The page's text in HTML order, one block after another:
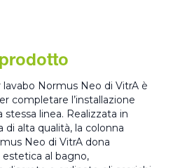
lavabo Normus Neo di VitrA è
completare l’installazione
stessa linea. Realizzata in
di alta qualità, la colonna
Neo di VitrA dona
al bagno,